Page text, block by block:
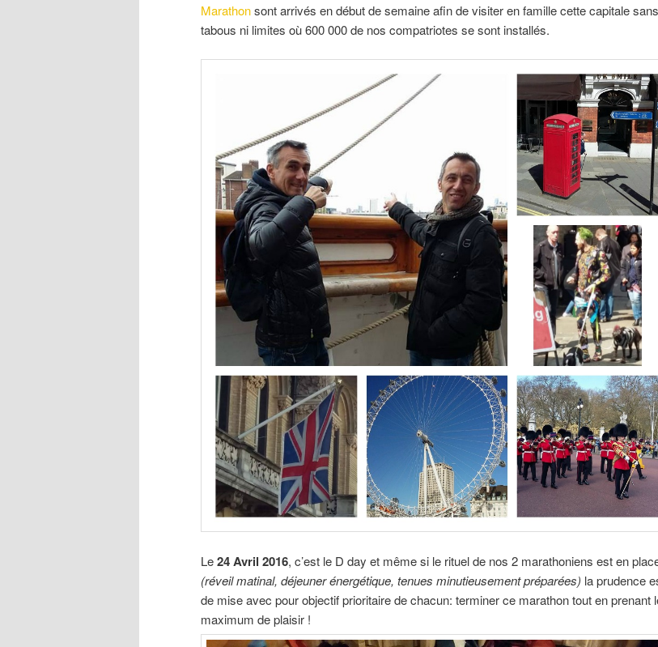
Marathonsont arrivés en début de semaine afin de visiter en famille cette capitale sans
tabous ni limites où 600 000 de nos compatriotes se sont installés.
Le24 Avril 2016, c’est le D day et même si le rituel de nos 2 marathoniens est en
(réveil matinal, déjeuner énergétique, tenues minutieusement préparées) la prudence
de mise avec pour objectif prioritaire de chacun: terminer ce marathon tout en prenant
maximum de plaisir !